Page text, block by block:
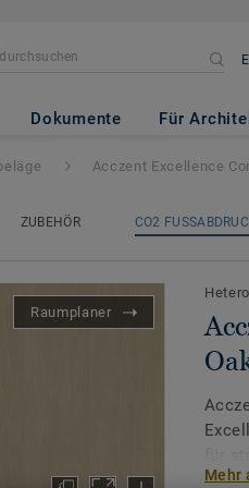
Dokumente Für
Compact+ -
Acczent Excellence
ZUBEHÖR CO2
Raumplaner
Mehr